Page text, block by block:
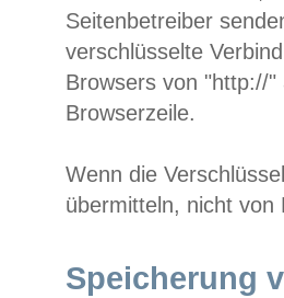
Seitenbetreiber
verschlüsselte
Browsers von "http://
Browserzeile.
Wenn die
übermitteln, nicht von
Speicherung